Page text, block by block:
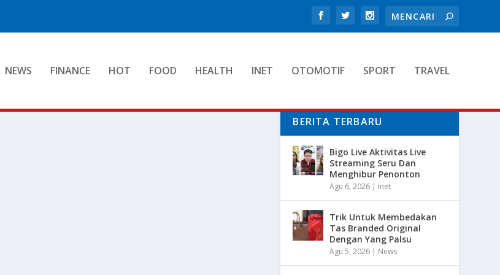
NEWS FINANCE HOT FOOD HEALTH INET OTOMOTIF SPORT TRAVEL
BERITA TERBARU
Bigo Live Aktivitas Live
Streaming Seru Dan
Menghibur Penonton
Agu 6, 2026 | Inet
Trik Untuk Membedakan
Tas Branded Original
Dengan Yang Palsu
Agu 5, 2026 | News